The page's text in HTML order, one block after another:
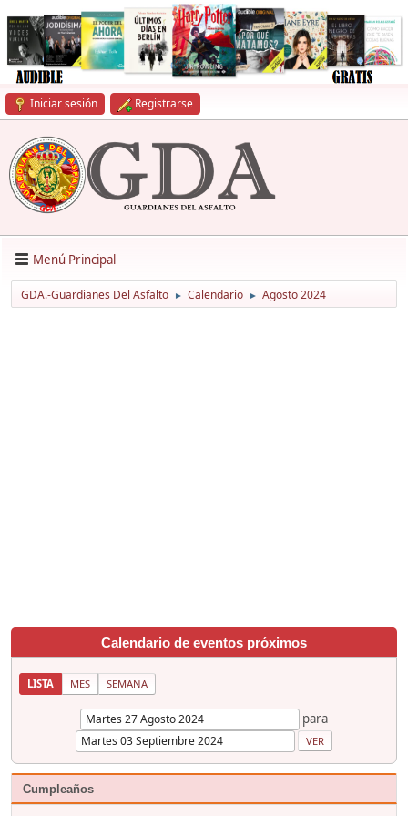
Iniciar sesión Registrarse
Menú Principal
GDA.-Guardianes Del Asfalto ► Calendario ► Agosto 2024
Calendario de eventos próximos
LISTA MES SEMANA
para
Cumpleaños